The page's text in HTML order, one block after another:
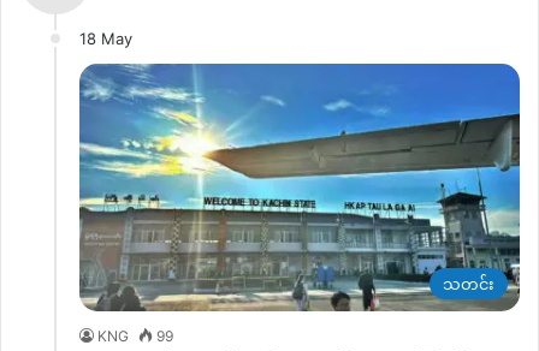
18 May
သတင်း
KNG 99